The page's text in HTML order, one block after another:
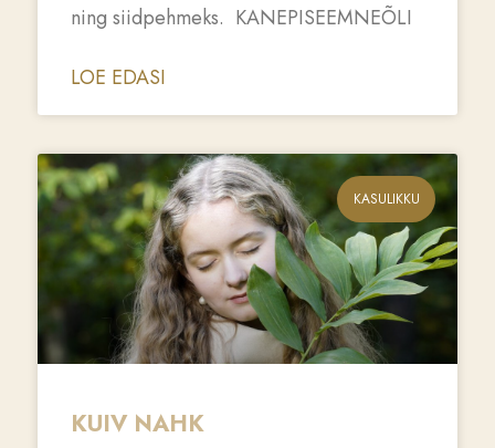
ning siidpehmeks. KANEPISEEMNEÕLI
LOE EDASI
KASULIKKU
KUIV NAHK